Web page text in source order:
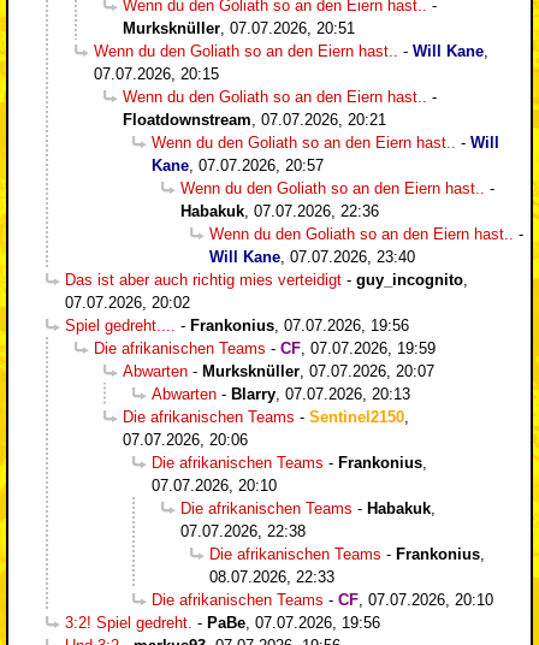
Wenn du den Goliath so an den Eiern hast..
-
Murksknüller 07.07.2026, 20:51
Wenn du den Goliath so an den Eiern hast..
- Will Kane
07.07.2026, 20:15
Wenn du den Goliath so an den Eiern hast..
-
Floatdownstream 07.07.2026, 20:21
Wenn du den Goliath so an den Eiern hast..
- Will
Kane 07.07.2026, 20:57
Wenn du den Goliath so an den Eiern hast..
-
Habakuk 07.07.2026, 22:36
Wenn du den Goliath so an den Eiern hast..
-
Will Kane 07.07.2026, 23:40
Das ist aber auch richtig mies verteidigt - guy_incognito
07.07.2026, 20:02
Spiel gedreht....
- Frankonius 07.07.2026, 19:56
Die afrikanischen Teams - CF 07.07.2026, 19:59
Abwarten - Murksknüller 07.07.2026, 20:07
Abwarten - Blarry 07.07.2026, 20:13
Die afrikanischen Teams - Sentinel2150
07.07.2026, 20:06
Die afrikanischen Teams - Frankonius
07.07.2026, 20:10
Die afrikanischen Teams - Habakuk
07.07.2026, 22:38
Die afrikanischen Teams - Frankonius
08.07.2026, 22:33
Die afrikanischen Teams - CF 07.07.2026, 20:10
3:2! Spiel gedreht. - PaBe 07.07.2026, 19:56